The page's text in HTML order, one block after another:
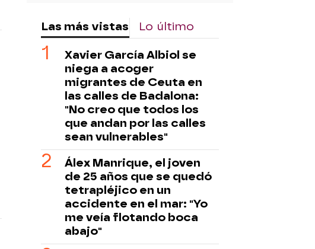
Las más vistas Lo último
Xavier García Albiol se
niega a acoger
migrantes de Ceuta en
las calles de Badalona:
"No creo que todos los
que andan por las calles
sean vulnerables"
Álex Manrique, el joven
de 25 años que se quedó
tetrapléjico en un
accidente en el mar: "Yo
me veía flotando boca
abajo"